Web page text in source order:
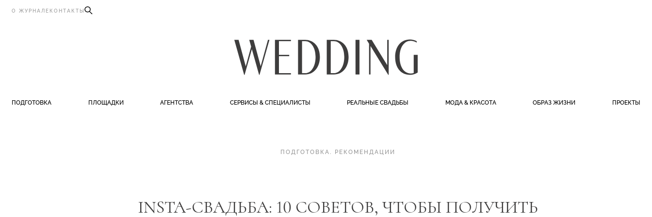
О ЖУРНАЛЕ КОНТАКТЫ
ПОДГОТОВКА ПЛОЩАДКИ АГЕНТСТВА СЕРВИСЫ & СПЕЦИАЛИСТЫ РЕАЛЬНЫЕ СВАДЬБЫ МОДА & КРАСОТА ОБРАЗ ЖИЗНИ ПРОЕКТЫ
ПОДГОТОВКА. РЕКОМЕНДАЦИИ
INSTA-СВАДЬБА: 10 СОВЕТОВ, ЧТОБЫ ПОЛУЧИТЬ